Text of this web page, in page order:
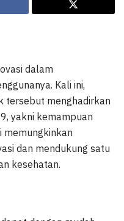
dalam
Kali ini,
tersebut menghadirkan
yakni kemampuan
memungkinkan
dan mendukung satu
kesehatan.